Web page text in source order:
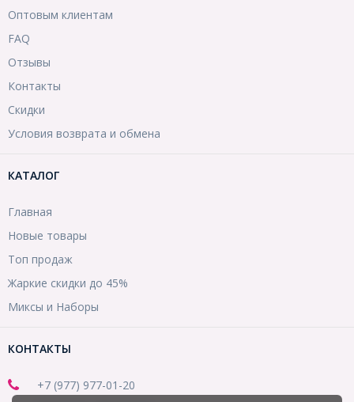
Оптовым клиентам
FAQ
Отзывы
Контакты
Скидки
Условия возврата и обмена
КАТАЛОГ
Главная
Новые товары
Топ продаж
Жаркие скидки до 45%
Миксы и Наборы
КОНТАКТЫ
+7 (977) 977-01-20